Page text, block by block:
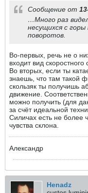
Сообщение от
…Много раз
несущихся с
поворотов.
Во-первых, речь не о
входит вид
Во вторых, если ты
знаешь, что там такой
скользяк ты получишь
движение.
можно получить (для
за счёт идеальной
Силичах есть не более
чувства склона.
Александр
Henadz